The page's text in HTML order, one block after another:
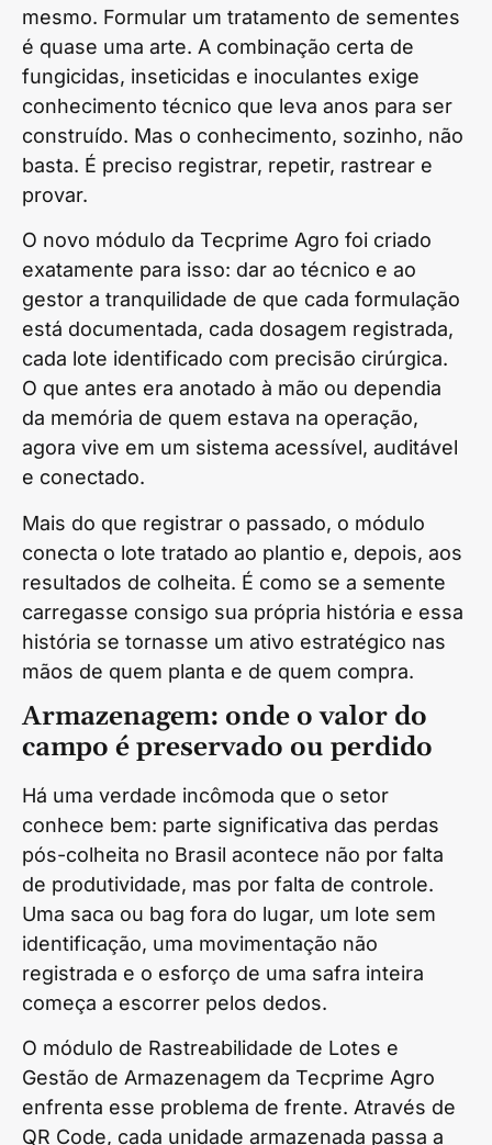
mesmo. Formular um tratamento de sementes
é quase uma arte. A combinação certa de
fungicidas, inseticidas e inoculantes exige
conhecimento técnico que leva anos para ser
construído. Mas o conhecimento, sozinho, não
basta. É preciso registrar, repetir, rastrear e
provar.
O novo módulo da Tecprime Agro foi criado
exatamente para isso: dar ao técnico e ao
gestor a tranquilidade de que cada formulação
está documentada, cada dosagem registrada,
cada lote identificado com precisão cirúrgica.
O que antes era anotado à mão ou dependia
da memória de quem estava na operação,
agora vive em um sistema acessível, auditável
e conectado.
Mais do que registrar o passado, o módulo
conecta o lote tratado ao plantio e, depois, aos
resultados de colheita. É como se a semente
carregasse consigo sua própria história e essa
história se tornasse um ativo estratégico nas
mãos de quem planta e de quem compra.
Armazenagem: onde o valor do
campo é preservado ou perdido
Há uma verdade incômoda que o setor
conhece bem: parte significativa das perdas
pós-colheita no Brasil acontece não por falta
de produtividade, mas por falta de controle.
Uma saca ou bag fora do lugar, um lote sem
identificação, uma movimentação não
registrada e o esforço de uma safra inteira
começa a escorrer pelos dedos.
O módulo de Rastreabilidade de Lotes e
Gestão de Armazenagem da Tecprime Agro
enfrenta esse problema de frente. Através de
QR Code, cada unidade armazenada passa a